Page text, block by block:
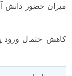
میزان حضور دانش
کاهش احتمال ورود